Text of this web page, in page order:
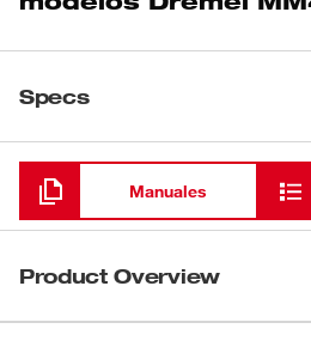
Specs
Cargando
Manuales
Product Overview